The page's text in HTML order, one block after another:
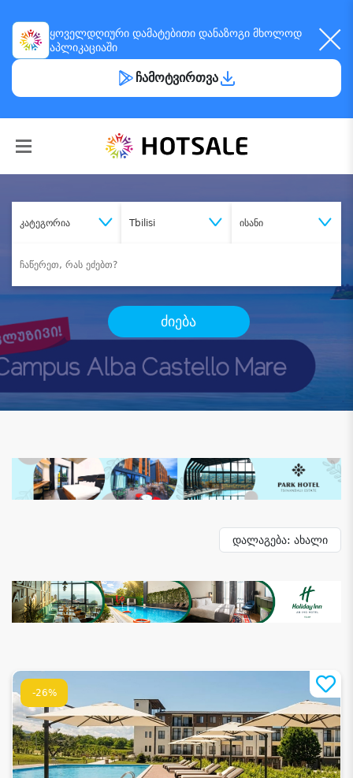
ყოველდღიური დამატებითი დანაზოგი მხოლოდ
აპლიკაციაში
ჩამოტვირთვა
კატეგორია Tbilisi ისანი
ძიება
დალაგება: ახალი
-26%